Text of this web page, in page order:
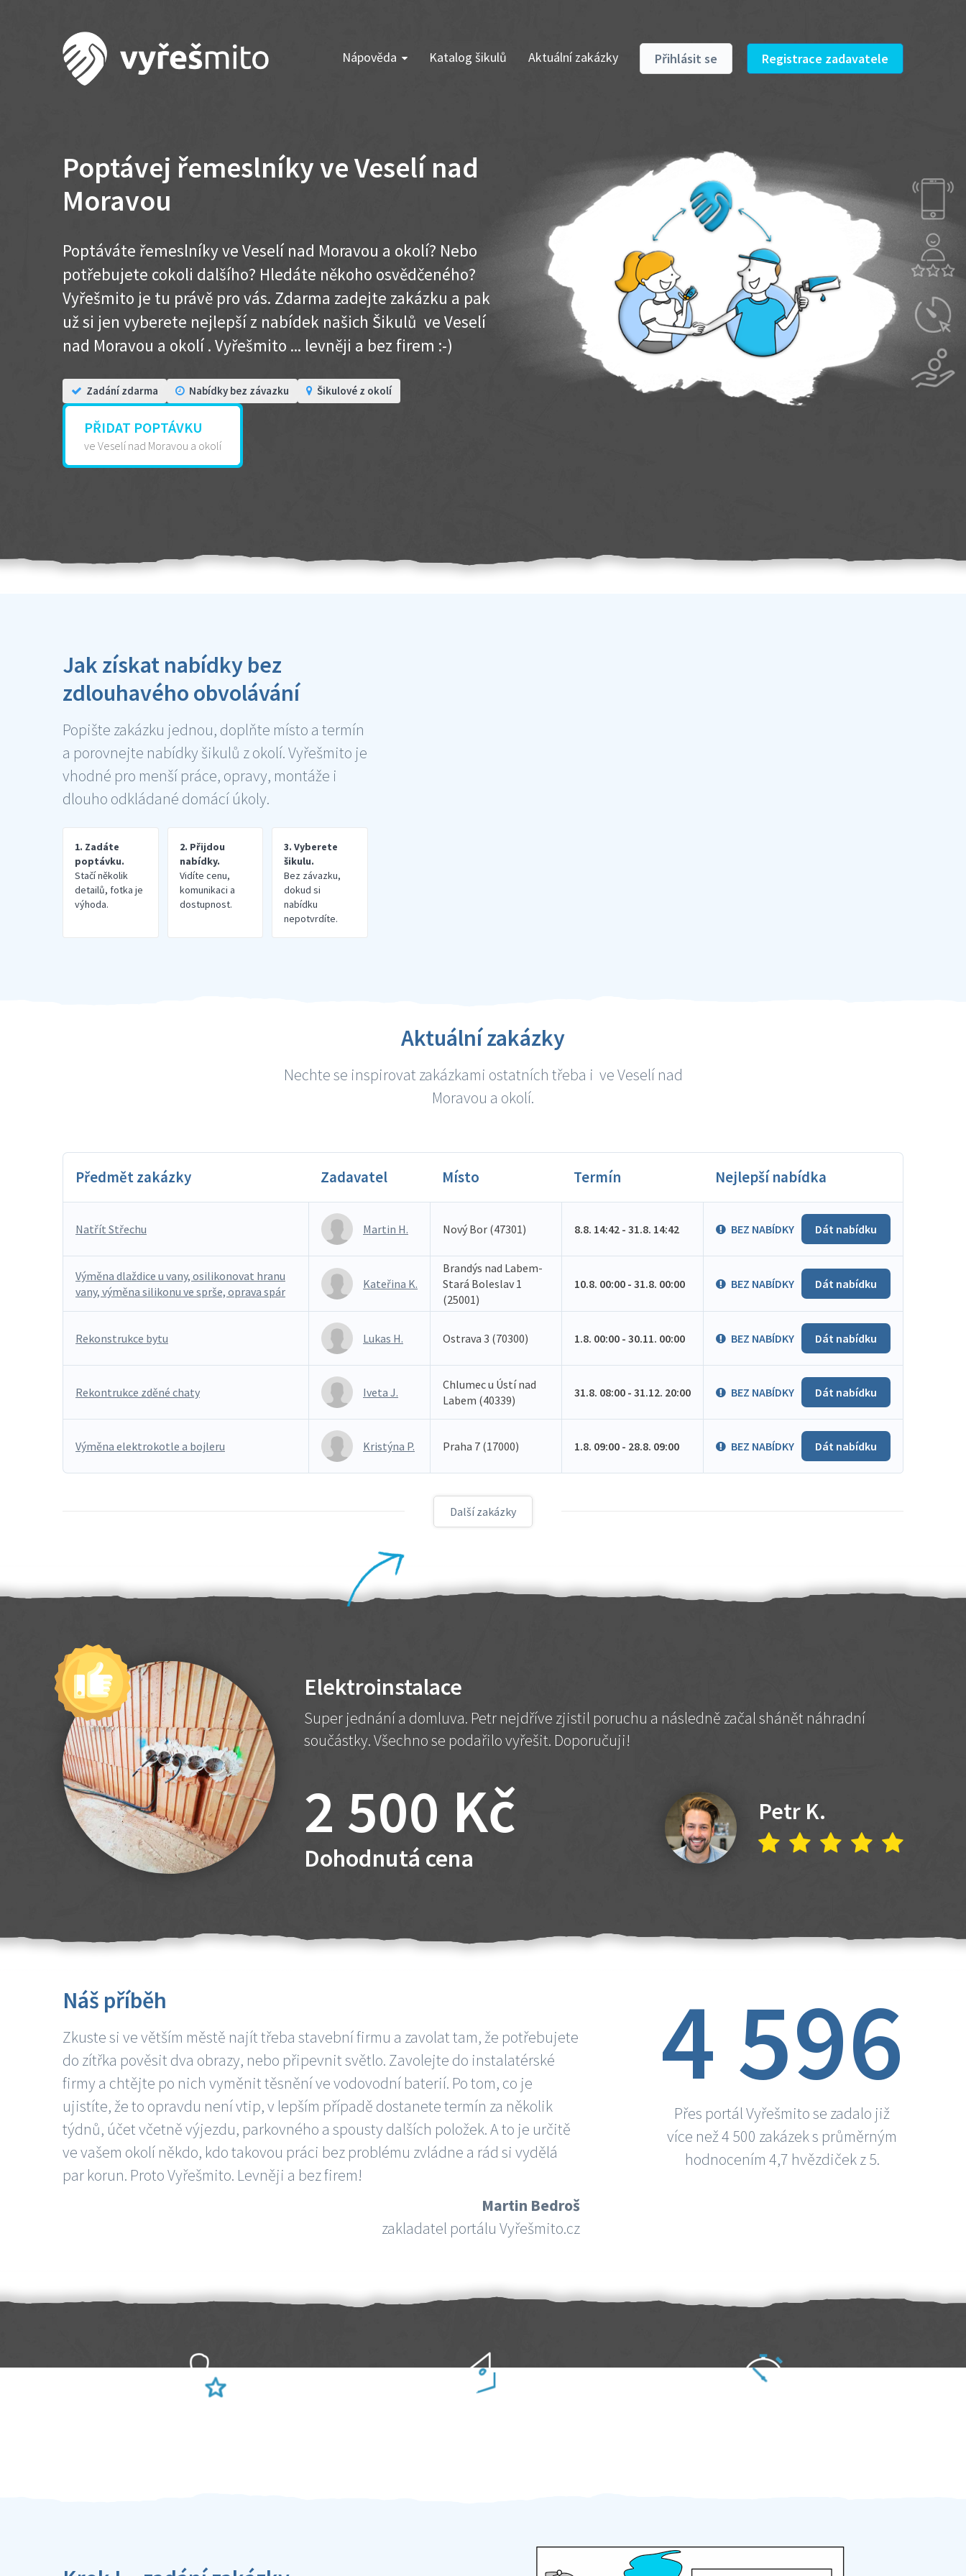
Nápověda Katalog šikulů Aktuální zakázky Přihlásit se Registrace zadavatele
Poptávej řemeslníky ve Veselí nad
Moravou
Poptáváte řemeslníky ve Veselí nad Moravou a okolí? Nebo
potřebujete cokoli dalšího? Hledáte někoho osvědčeného?
Vyřešmito je tu právě pro vás. Zdarma zadejte zakázku a pak
už si jen vyberete nejlepší z nabídek našich Šikulů ve Veselí
nad Moravou a okolí . Vyřešmito ... levněji a bez firem :-)
Zadání zdarma Nabídky bez závazku Šikulové z okolí
PŘIDAT POPTÁVKU
ve Veselí nad Moravou a okolí
Jak získat nabídky bez
zdlouhavého obvolávání
Popište zakázku jednou, doplňte místo a termín
a porovnejte nabídky šikulů z okolí. Vyřešmito je
vhodné pro menší práce, opravy, montáže i
dlouho odkládané domácí úkoly.
1. Zadáte
poptávku.
Stačí několik
detailů, fotka je
výhoda.
2. Přijdou
nabídky.
Vidíte cenu,
komunikaci a
dostupnost.
3. Vyberete
šikulu.
Bez závazku,
dokud si
nabídku
nepotvrdíte.
Aktuální zakázky
Nechte se inspirovat zakázkami ostatních třeba i ve Veselí nad
Moravou a okolí.
Předmět zakázky Zadavatel Místo Termín Nejlepší nabídka
Natřít Střechu Martin H. Nový Bor (47301) 8.8. 14:42 - 31.8. 14:42 BEZ NABÍDKY Dát nabídku
Výměna dlaždice u vany, osilikonovat hranu
vany, výměna silikonu ve sprše, oprava spár
Kateřina K.
Brandýs nad Labem-
Stará Boleslav 1
(25001)
10.8. 00:00 - 31.8. 00:00 BEZ NABÍDKY Dát nabídku
Rekonstrukce bytu Lukas H. Ostrava 3 (70300) 1.8. 00:00 - 30.11. 00:00 BEZ NABÍDKY Dát nabídku
Rekontrukce zděné chaty Iveta J.
Chlumec u Ústí nad
Labem (40339)
31.8. 08:00 - 31.12. 20:00 BEZ NABÍDKY Dát nabídku
Výměna elektrokotle a bojleru Kristýna P. Praha 7 (17000) 1.8. 09:00 - 28.8. 09:00 BEZ NABÍDKY Dát nabídku
Další zakázky
Elektroinstalace
Super jednání a domluva. Petr nejdříve zjistil poruchu a následně začal shánět náhradní
součástky. Všechno se podařilo vyřešit. Doporučuji!
2 500 Kč
Dohodnutá cena
Petr K.
Náš příběh
Zkuste si ve větším městě najít třeba stavební firmu a zavolat tam, že potřebujete
do zítřka pověsit dva obrazy, nebo připevnit světlo. Zavolejte do instalatérské
firmy a chtějte po nich vyměnit těsnění ve vodovodní baterií. Po tom, co je
ujistíte, že to opravdu není vtip, v lepším případě dostanete termín za několik
týdnů, účet včetně výjezdu, parkovného a spousty dalších položek. A to je určitě
ve vašem okolí někdo, kdo takovou práci bez problému zvládne a rád si vydělá
par korun. Proto Vyřešmito. Levněji a bez firem!
Martin Bedroš
zakladatel portálu Vyřešmito.cz
4 596
Přes portál Vyřešmito se zadalo již
více než 4 500 zakázek s průměrným
hodnocením 4,7 hvězdiček z 5.